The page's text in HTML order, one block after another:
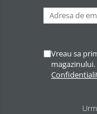
Vreau sa